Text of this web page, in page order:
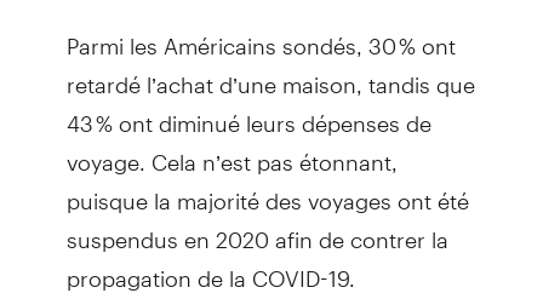
Parmi les Américains sondés, 30 % ont
retardé l’achat d’une maison, tandis que
43 % ont diminué leurs dépenses de
voyage. Cela n’est pas étonnant,
puisque la majorité des voyages ont été
suspendus en 2020 afin de contrer la
propagation de la COVID-19.